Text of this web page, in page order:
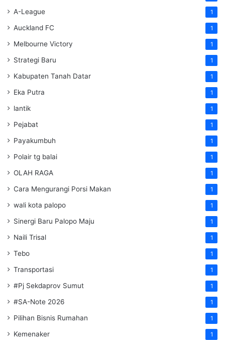
A-League 1
Auckland FC 1
Melbourne Victory 1
Strategi Baru 1
Kabupaten Tanah Datar 1
Eka Putra 1
lantik 1
Pejabat 1
Payakumbuh 1
Polair tg balai 1
OLAH RAGA 1
Cara Mengurangi Porsi Makan 1
wali kota palopo 1
Sinergi Baru Palopo Maju 1
Naili Trisal 1
Tebo 1
Transportasi 1
#Pj Sekdaprov Sumut 1
#SA-Note 2026 1
Pilihan Bisnis Rumahan 1
Kemenaker 1